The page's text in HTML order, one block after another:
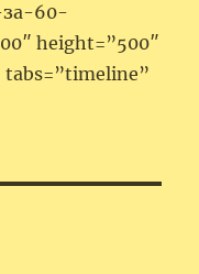
60-
height=”500″
tabs=”timeline”